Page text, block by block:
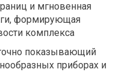
и мгновенная
формирующая
комплекса
показывающий
приборах и